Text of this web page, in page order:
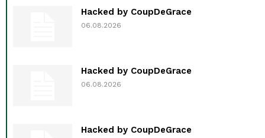
Hacked by CoupDeGrace
06.08.2026
Hacked by CoupDeGrace
06.08.2026
Hacked by CoupDeGrace